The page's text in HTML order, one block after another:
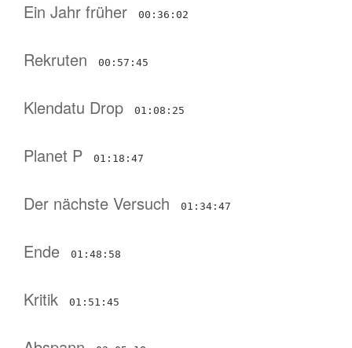
Ein Jahr früher 00:36:02
Rekruten 00:57:45
Klendatu Drop 01:08:25
Planet P 01:18:47
Der nächste Versuch 01:34:47
Ende 01:48:58
Kritik 01:51:45